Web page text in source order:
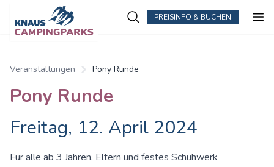
PREISINFO & BUCHEN
Veranstaltungen Pony Runde
Pony Runde
Freitag, 12. April 2024
Für alle ab 3 Jahren. Eltern und festes Schuhwerk